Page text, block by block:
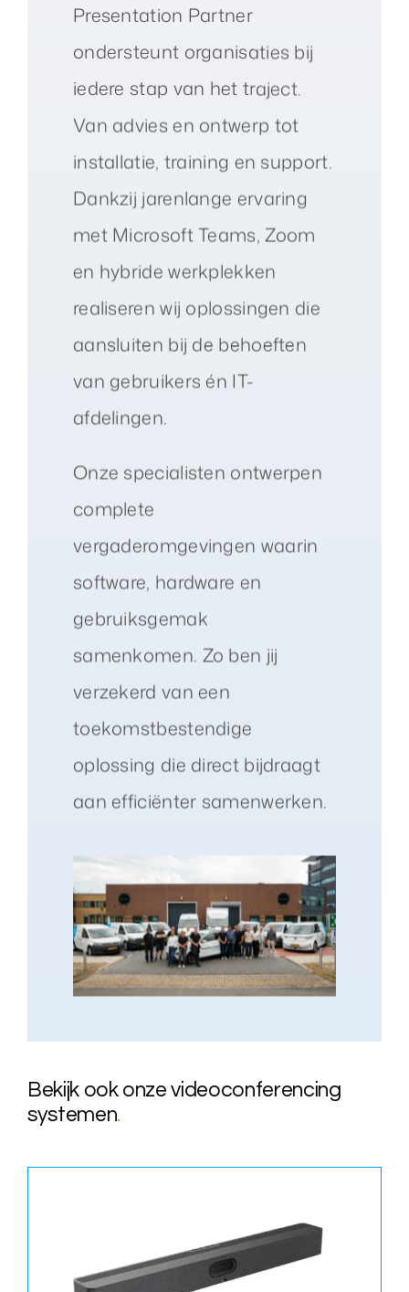
Presentation Partner
ondersteunt organisaties bij
iedere stap van het traject.
Van advies en ontwerp tot
installatie, training en support.
Dankzij jarenlange ervaring
met Microsoft Teams, Zoom
en hybride werkplekken
realiseren wij oplossingen die
aansluiten bij de behoeften
van gebruikers én IT-
afdelingen.
Onze specialisten ontwerpen
complete
vergaderomgevingen waarin
software, hardware en
gebruiksgemak
samenkomen. Zo ben jij
verzekerd van een
toekomstbestendige
oplossing die direct bijdraagt
aan efficiënter samenwerken.
Bekijk ook onze videoconferencing
systemen.